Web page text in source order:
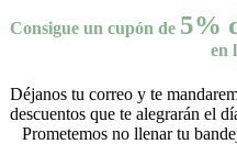
Consigue un cupón de 5%
en
Déjanos tu correo y te
descuentos que te alegrarán el
Prometemos no llenar tu